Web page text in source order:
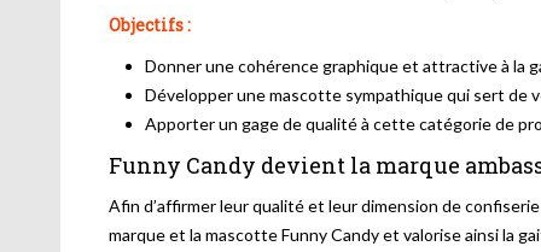
Objectifs :
Donner une cohérence graphique et attractive à la
Développer une mascotte sympathique qui sert de
Apporter un gage de qualité à cette catégorie de
Funny Candy devient la marque
Afin d’affirmer leur qualité et leur dimension de
marque et la mascotte Funny Candy et valorise ainsi la